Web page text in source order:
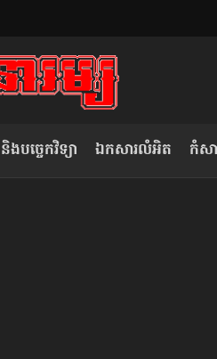
បច្ចេកវិទ្យា ឯកសារលំអិត កំសា
ស់​